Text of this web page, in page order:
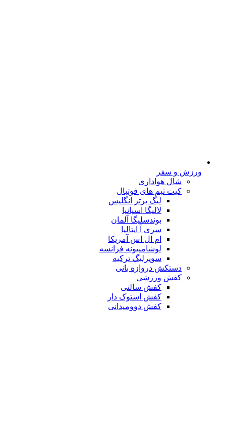
ورزش و سفر
شال هواداری
کیت تیم های فوتبال
لیگ برتر انگلیس
لالیگا اسپانیا
بوندسلیگا آلمان
سری آ ایتالیا
ام ال اس آمریکا
لوشامپیونه فرانسه
سوپرلیگ ترکیه
دستکش دروازه بانی
کفش ورزشی
کفش سالنی
کفش استوک دار
کفش دوومیدانی